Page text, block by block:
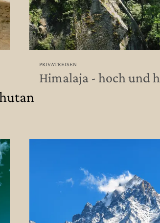
PRIVATREISEN
Himalaja - hoch und